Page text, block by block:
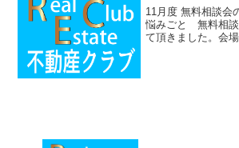
11月度 無料相談会
悩みごと 無料相
て頂きました。会